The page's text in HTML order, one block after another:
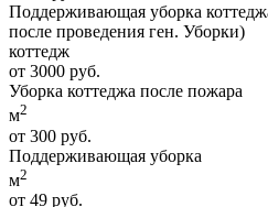
Поддерживающая уборка
после проведения ген. Уборки)
коттедж
от 3000 руб.
Уборка коттеджа после пожара
м2
от 300 руб.
Поддерживающая уборка
м2
от 49 руб.